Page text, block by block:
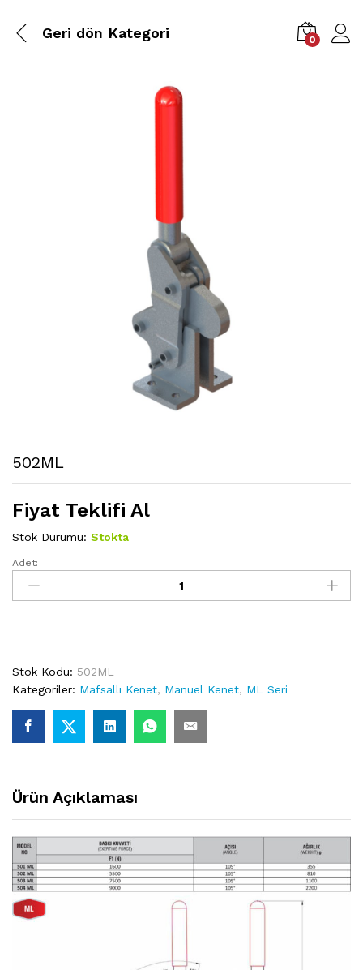
Geri dön Kategori 0
502ML
Fiyat Teklifi Al
Stok Durumu: Stokta
502ML
miktarı
Adet:
Stok Kodu: 502ML
Kategoriler: Mafsallı Kenet, Manuel Kenet, ML Seri
Ürün Açıklaması